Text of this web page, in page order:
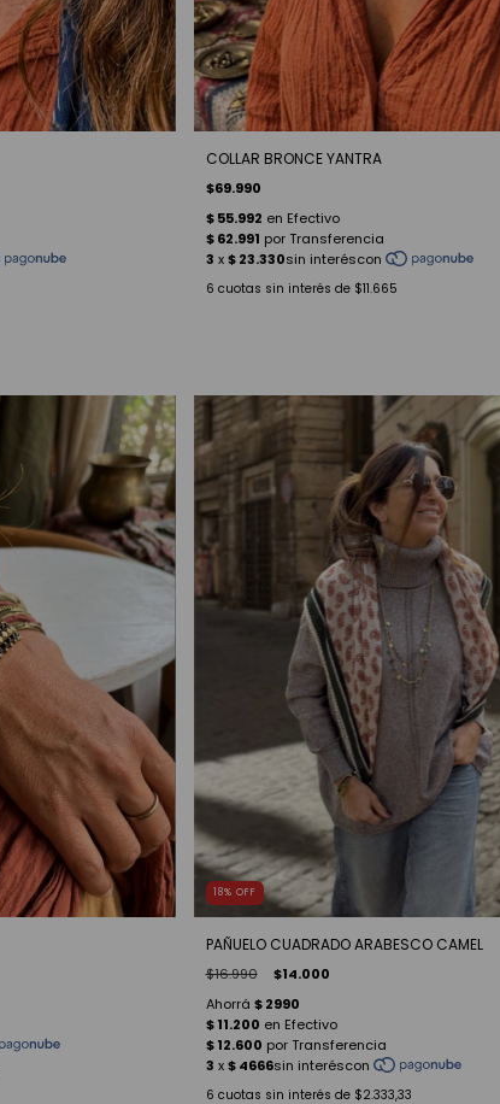
COLLAR BRONCE YANTRA
$69.990
6 cuotas sin interés de $11.665
18% OFF
PAÑUELO CUADRADO ARABESCO CAMEL
$16.990 $14.000
6 cuotas sin interés de $2.333,33